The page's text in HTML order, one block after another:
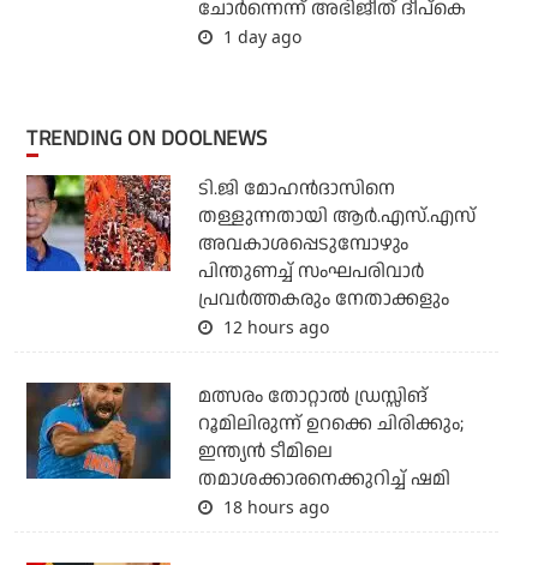
ചോര്‍ന്നെന്ന് അഭിജീത് ദീപ്‌കെ
1 day ago
TRENDING ON DOOLNEWS
ടി.ജി മോഹന്‍ദാസിനെ
തള്ളുന്നതായി ആര്‍.എസ്.എസ്
അവകാശപ്പെടുമ്പോഴും
പിന്തുണച്ച് സംഘപരിവാര്‍
പ്രവര്‍ത്തകരും നേതാക്കളും
12 hours ago
മത്സരം തോറ്റാല്‍ ഡ്രസ്സിങ്
റൂമിലിരുന്ന് ഉറക്കെ ചിരിക്കും;
ഇന്ത്യന്‍ ടീമിലെ
തമാശക്കാരനെക്കുറിച്ച് ഷമി
18 hours ago